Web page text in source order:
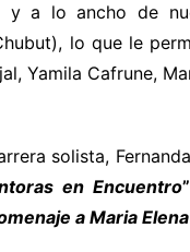
a lo ancho de
lo que le
Yamila Cafrune,
solista,
en Encuentro”
a Maria Elena